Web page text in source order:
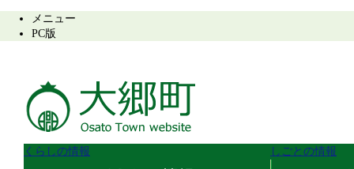
メニュー
PC版
くらしの情報 しごとの情報